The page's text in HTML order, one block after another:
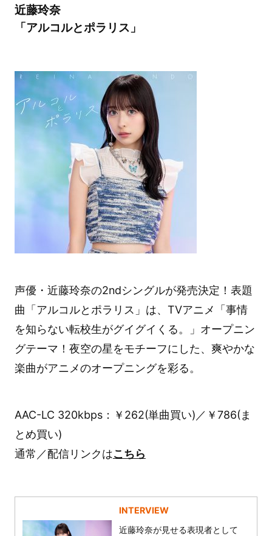
近藤玲奈
「アルコルとポラリス」
声優・近藤玲奈の2ndシングルが発売決定！表題
曲「アルコルとポラリス」は、TVアニメ「事情
を知らない転校生がグイグイくる。」オープニン
グテーマ！夜空の星をモチーフにした、爽やかな
楽曲がアニメのオープニングを彩る。
AAC-LC 320kbps：￥262(単曲買い)／￥786(ま
とめ買い)
通常／配信リンクはこちら
INTERVIEW
近藤玲奈が見せる表現者として